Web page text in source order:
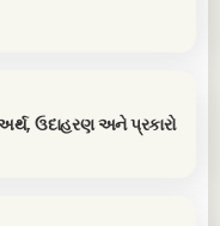
ઉદાહરણ અને પ્રકારો